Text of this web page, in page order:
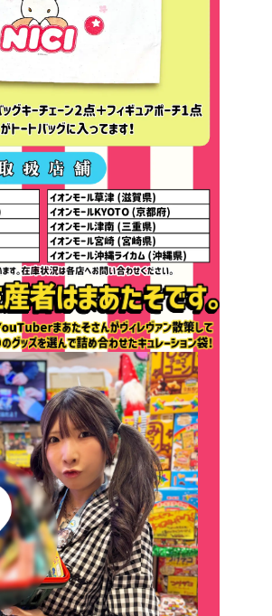
ー（新潟県）
知県）
県）
ィ（兵庫県）
県）
）
）
なります。
ッグ
¥5,500（税込）
グキーチェーン2点＋フィギュアポーチ1点 合計4点
知県）
）
）
府）
）
沖縄県）
在庫状況は各店へお問い合わせください。